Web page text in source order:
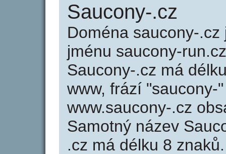
Saucony-.cz
Doména saucony-
jménu saucony-
Saucony-.cz má
www, frází "saucony-
www.saucony-.cz
Samotný název
.cz má délku 8